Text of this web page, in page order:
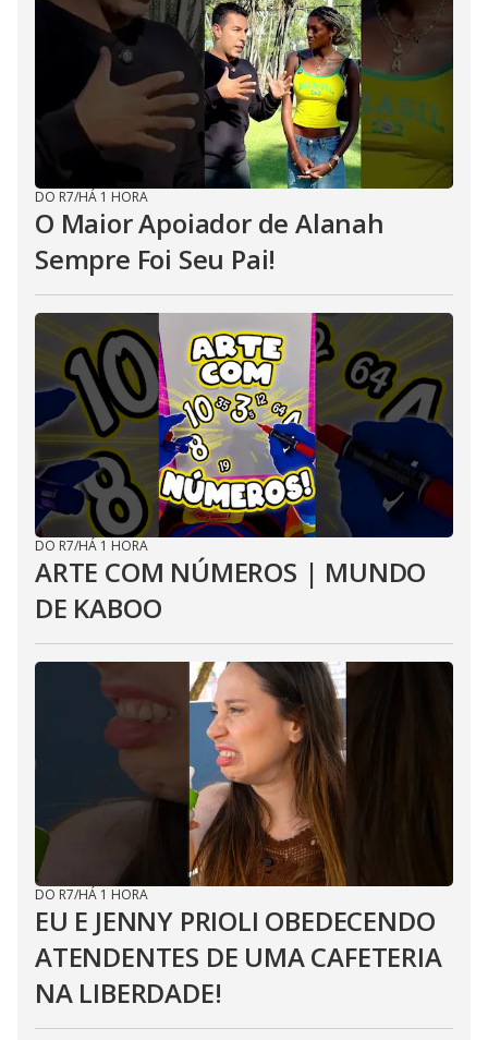
DO R7/HÁ 1 HORA
O Maior Apoiador de Alanah
Sempre Foi Seu Pai!
DO R7/HÁ 1 HORA
ARTE COM NÚMEROS | MUNDO
DE KABOO
DO R7/HÁ 1 HORA
EU E JENNY PRIOLI OBEDECENDO
ATENDENTES DE UMA CAFETERIA
NA LIBERDADE!